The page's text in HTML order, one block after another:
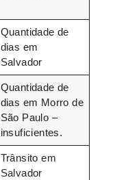
Quantidade de
dias em
Salvador
Quantidade de
dias em Morro de
São Paulo –
insuficientes.
Trânsito em
Salvador